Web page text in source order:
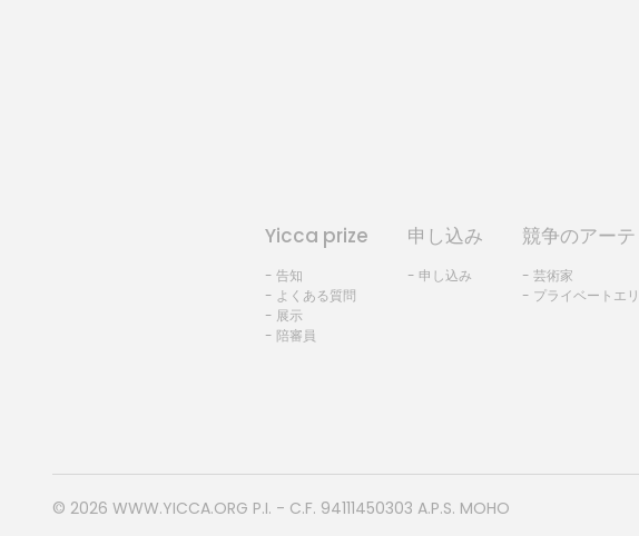
Yicca prize
- 告知
- よくある質問
- 展示
- 陪審員
申し込み
- 申し込み
競争のアーテ
- 芸術家
- プライベートエ
© 2026 WWW.YICCA.ORG P.I. - C.F. 94111450303 A.P.S. MOHO